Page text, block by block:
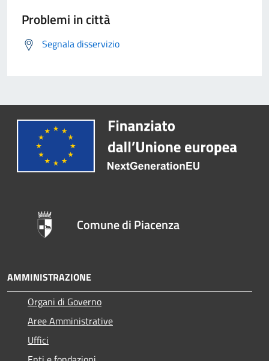
Problemi in città
Segnala disservizio
Comune di Piacenza
AMMINISTRAZIONE
Organi di Governo
Aree Amministrative
Uffici